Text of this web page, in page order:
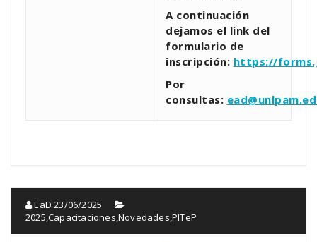
A continuación
dejamos el link del
formulario de
inscripción: https://
Por
consultas:
EaD23/06/2025
2025,Capacitaciones,Novedades,PITeP